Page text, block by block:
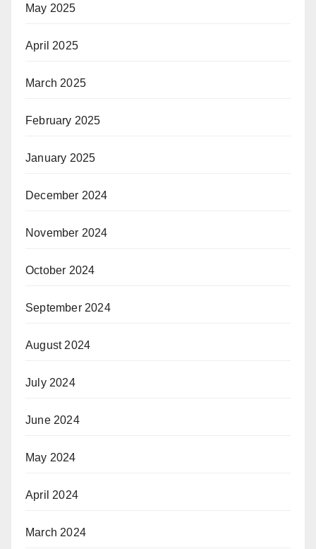
May 2025
April 2025
March 2025
February 2025
January 2025
December 2024
November 2024
October 2024
September 2024
August 2024
July 2024
June 2024
May 2024
April 2024
March 2024